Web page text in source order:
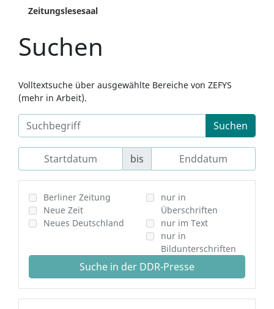
Zeitungslesesaal
Suchen
Volltextsuche über ausgewählte Bereiche von ZEFYS
(mehr in Arbeit).
Suchen
bis
Berliner Zeitung
Neue Zeit
Neues Deutschland
nur in
Überschriften
nur im Text
nur in
Bildunterschriften
Suche in der DDR-Presse